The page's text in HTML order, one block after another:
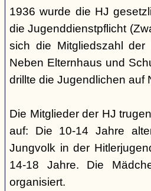
1936 wurde die HJ
die Jugenddienstpflicht
sich die Mitgliedszahl
Neben Elternhaus und
drillte die Jugendlichen auf
Die Mitglieder der HJ
auf: Die 10-14 Jahre
Jungvolk in der
14-18 Jahre. Die
organisiert.